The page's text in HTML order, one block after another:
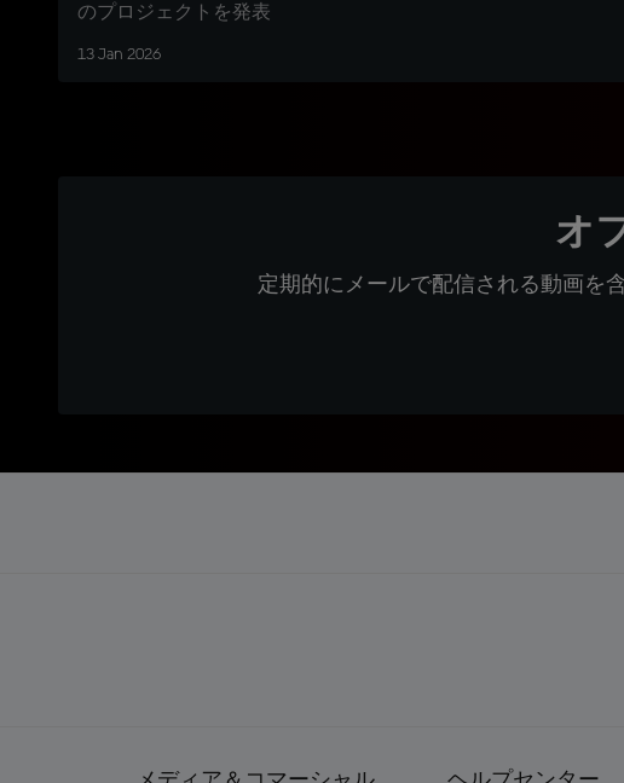
のプロジェクトを発表
13 Jan 2026
オ
定期的にメールで配信される動画を